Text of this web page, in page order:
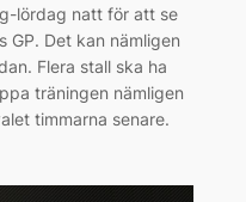
lördag natt för att se
GP. Det kan nämligen
Flera stall ska ha
träningen nämligen
timmarna senare.